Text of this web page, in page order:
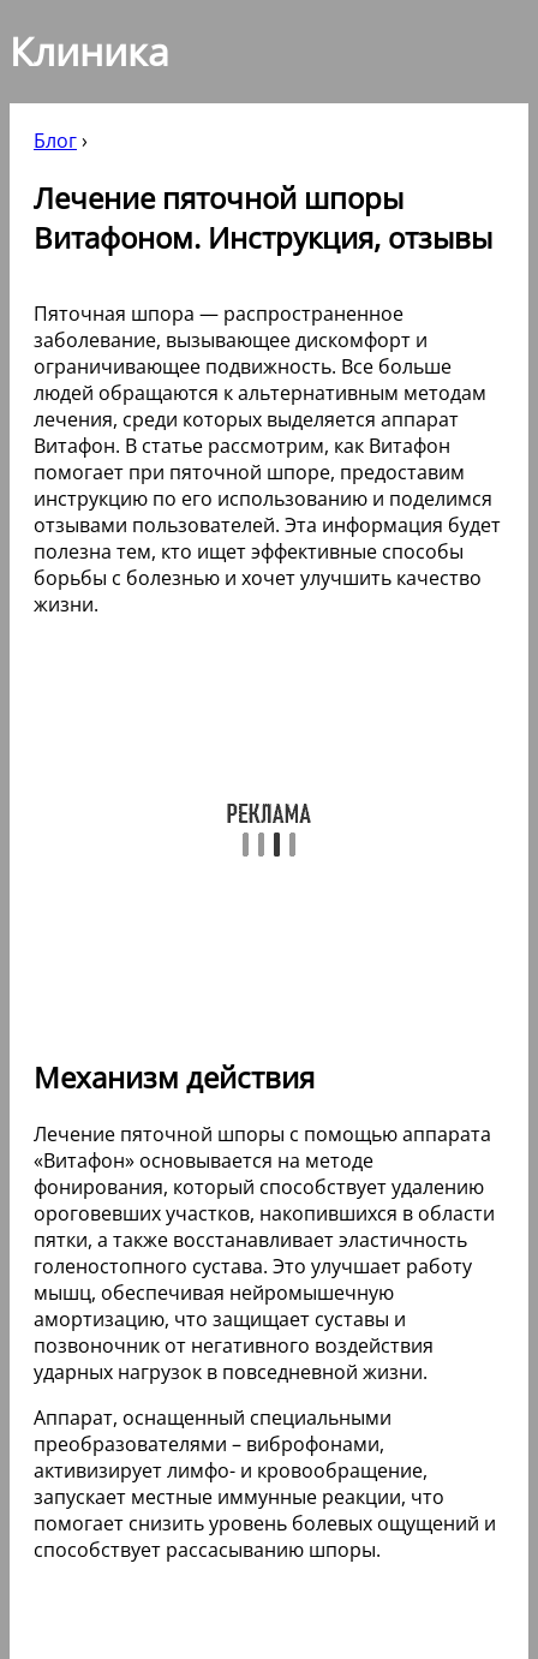
Клиника
Блог›
Лечение пяточной шпоры
Витафоном. Инструкция, отзывы
Пяточная шпора — распространенное
заболевание, вызывающее дискомфорт и
ограничивающее подвижность. Все больше
людей обращаются к альтернативным методам
лечения, среди которых выделяется аппарат
Витафон. В статье рассмотрим, как Витафон
помогает при пяточной шпоре, предоставим
инструкцию по его использованию и поделимся
отзывами пользователей. Эта информация будет
полезна тем, кто ищет эффективные способы
борьбы с болезнью и хочет улучшить качество
жизни.
Механизм действия
Лечение пяточной шпоры с помощью аппарата
«Витафон» основывается на методе
фонирования, который способствует удалению
ороговевших участков, накопившихся в области
пятки, а также восстанавливает эластичность
голеностопного сустава. Это улучшает работу
мышц, обеспечивая нейромышечную
амортизацию, что защищает суставы и
позвоночник от негативного воздействия
ударных нагрузок в повседневной жизни.
Аппарат, оснащенный специальными
преобразователями – виброфонами,
активизирует лимфо- и кровообращение,
запускает местные иммунные реакции, что
помогает снизить уровень болевых ощущений и
способствует рассасыванию шпоры.